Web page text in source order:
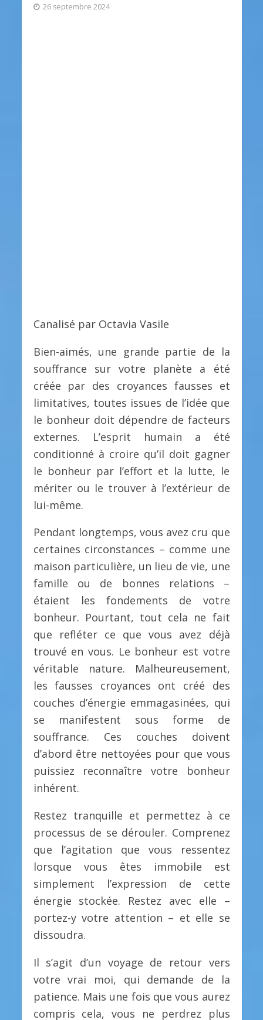
26 septembre 2024
Canalisé par Octavia Vasile
Bien-aimés, une grande partie de la
souffrance sur votre planète a été
créée par des croyances fausses et
limitatives, toutes issues de l’idée que
le bonheur doit dépendre de facteurs
externes. L’esprit humain a été
conditionné à croire qu’il doit gagner
le bonheur par l’effort et la lutte, le
mériter ou le trouver à l’extérieur de
lui-même.
Pendant longtemps, vous avez cru que
certaines circonstances – comme une
maison particulière, un lieu de vie, une
famille ou de bonnes relations –
étaient les fondements de votre
bonheur. Pourtant, tout cela ne fait
que refléter ce que vous avez déjà
trouvé en vous. Le bonheur est votre
véritable nature. Malheureusement,
les fausses croyances ont créé des
couches d’énergie emmagasinées, qui
se manifestent sous forme de
souffrance. Ces couches doivent
d’abord être nettoyées pour que vous
puissiez reconnaître votre bonheur
inhérent.
Restez tranquille et permettez à ce
processus de se dérouler. Comprenez
que l’agitation que vous ressentez
lorsque vous êtes immobile est
simplement l’expression de cette
énergie stockée. Restez avec elle –
portez-y votre attention – et elle se
dissoudra.
Il s’agit d’un voyage de retour vers
votre vrai moi, qui demande de la
patience. Mais une fois que vous aurez
compris cela, vous ne perdrez plus